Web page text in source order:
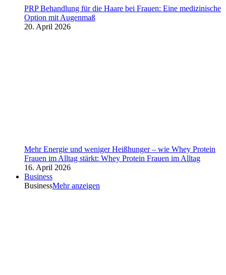
PRP Behandlung für die Haare bei Frauen: Eine medizinische
Option mit Augenmaß
20. April 2026
Mehr Energie und weniger Heißhunger – wie Whey Protein
Frauen im Alltag stärkt: Whey Protein Frauen im Alltag
16. April 2026
Business
BusinessMehr anzeigen